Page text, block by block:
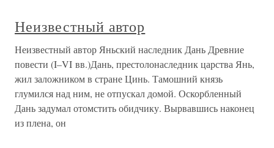
Неизвестный автор
Неизвестный автор Яньский наследник Дань Древние
повести (I–VI вв.)Дань, престолонаследник царства Янь,
жил заложником в стране Цинь. Тамошний князь
глумился над ним, не отпускал домой. Оскорбленный
Дань задумал отомстить обидчику. Вырвавшись наконец
из плена, он